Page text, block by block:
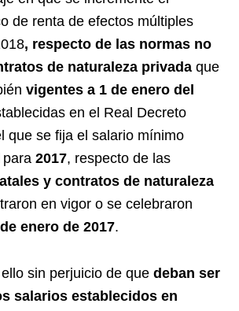
de renta de efectos múltiples
, respecto de las normas no
de naturaleza privada que
vigentes a 1 de enero del
en el Real Decreto
que se fija el salario mínimo
para 2017, respecto de las
y contratos de naturaleza
en vigor o se celebraron
enero de 2017.
sin perjuicio de que deban ser
salarios establecidos en